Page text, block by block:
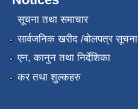
सूचना तथा समाचार
सार्वजनिक खरीद /बोलपत्र सूचना
एन, कानुन तथा निर्देशिका
कर तथा शुल्कहरु